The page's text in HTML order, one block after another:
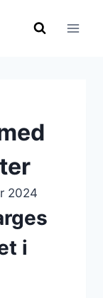
2024
i